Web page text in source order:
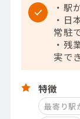
・駅
・日
常駐
・残
実で
特徴
最寄り駅